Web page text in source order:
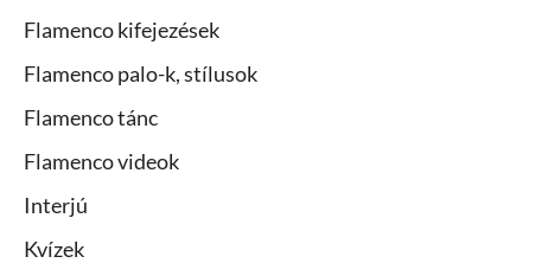
Flamenco kifejezések
Flamenco palo-k, stílusok
Flamenco tánc
Flamenco videok
Interjú
Kvízek